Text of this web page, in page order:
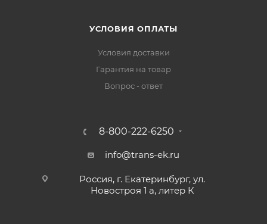
УСЛОВИЯ ОПЛАТЫ
Условия доставки
Гарантия на товар
Вопрос - ответ
8-800-222-6250
info@trans-ek.ru
Россия, г. Екатеринбург, ул.
Новостроя 1 а, литер К